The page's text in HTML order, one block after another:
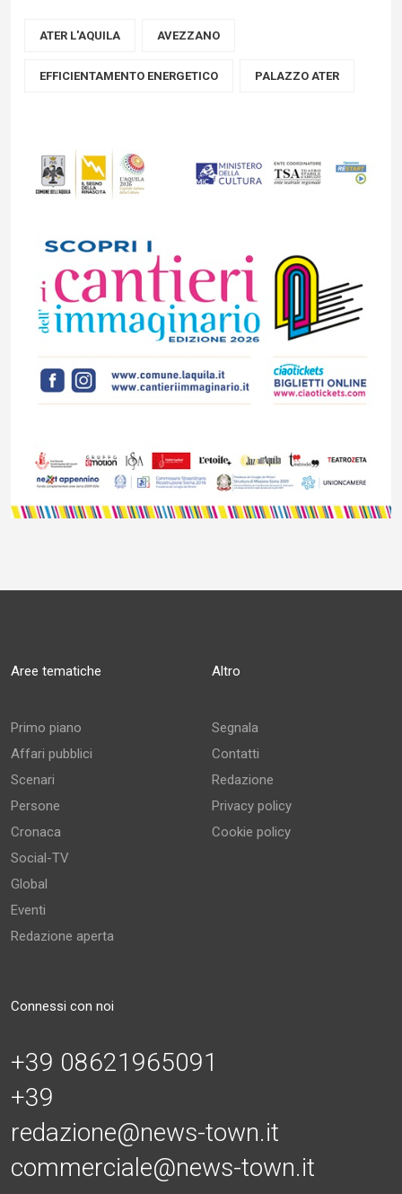
ATER L'AQUILA AVEZZANO
EFFICIENTAMENTO ENERGETICO PALAZZO ATER
Aree tematiche
Primo piano
Affari pubblici
Scenari
Persone
Cronaca
Social-TV
Global
Eventi
Redazione aperta
Altro
Segnala
Contatti
Redazione
Privacy policy
Cookie policy
Connessi con noi
+39 08621965091
+39
redazione@news-town.it
commerciale@news-town.it